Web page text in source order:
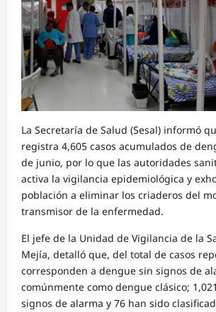
La Secretaría de Salud (Sesal) informó
registra 4,605 casos acumulados de
de junio, por lo que las autoridades
activa la vigilancia epidemiológica y
población a eliminar los criaderos del
transmisor de la enfermedad.
El jefe de la Unidad de Vigilancia de la
Mejía, detalló que, del total de casos
corresponden a dengue sin signos de
comúnmente como dengue clásico;
signos de alarma y 76 han sido